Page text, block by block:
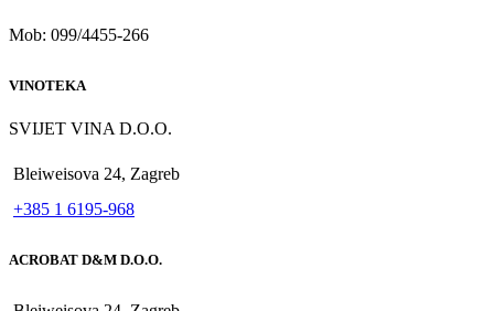
Mob: 099/4455-266
VINOTEKA
SVIJET VINA D.O.O.
Bleiweisova 24, Zagreb
+385 1 6195-968
ACROBAT D&M D.O.O.